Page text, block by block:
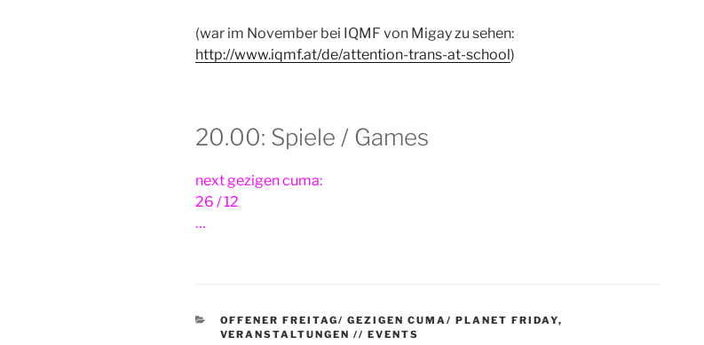
(war im November bei IQMF von Migay zu sehen:
http://www.iqmf.at/de/attention-trans-at-school)
20.00: Spiele / Games
next gezigen cuma:
26 / 12
…
KATEGORIEN
OFFENER FREITAG/ GEZIGEN CUMA/ PLANET FRIDAY,
VERANSTALTUNGEN // EVENTS